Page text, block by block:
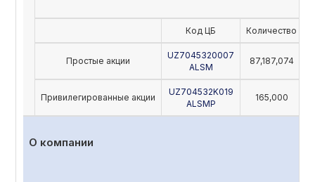
Код ЦБ Количество
Простые акции
UZ7045320007
ALSM
87,187,074
Привилегированные акции
UZ704532K019
ALSMP
165,000
О компании